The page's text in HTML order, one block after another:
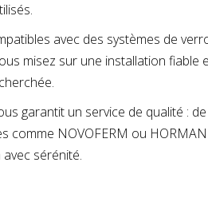
avec des systèmes de
misez sur une installation
garantit un service de qualité :
NOVOFERM ou
sérénité.